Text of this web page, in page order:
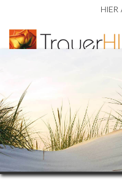
HIER